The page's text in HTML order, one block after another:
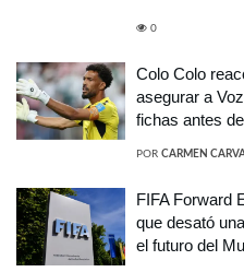
0
Colo Colo
asegurar a
fichas antes
POR CARMEN
FIFA Forward
que desató
el futuro del